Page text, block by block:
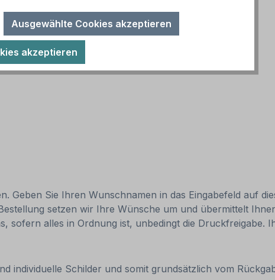
Sie Ihren Wunschnamen in das Eingabefeld auf
setzen wir Ihre Wünsche um und übermittelt
sofern alles in Ordnung ist, unbedingt die Druckfreigabe.
individuelle Schilder und somit grundsätzlich vom
Ausgewählte Cookies akzeptieren
akzeptieren